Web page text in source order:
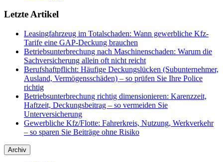
Letzte Artikel
Leasingfahrzeug im Totalschaden: Wann gewerbliche Kfz-
Tarife eine GAP-Deckung brauchen
Betriebsunterbrechung nach Maschinenschaden: Warum die
Sachversicherung allein oft nicht reicht
Berufshaftpflicht: Häufige Deckungslücken (Subunternehmer,
Ausland, Vermögensschäden) – so prüfen Sie Ihre Police
richtig
Betriebsunterbrechung richtig dimensionieren: Karenzzeit,
Haftzeit, Deckungsbeitrag – so vermeiden Sie
Unterversicherung
Gewerbliche Kfz/Flotte: Fahrerkreis, Nutzung, Werkverkehr
– so sparen Sie Beiträge ohne Risiko
Archiv